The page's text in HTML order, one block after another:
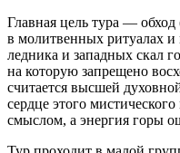
Главная цель тура —
в молитвенных ритуалах
ледника и западных скал
на которую запрещено
считается высшей
сердце этого
смыслом, а энергия горы